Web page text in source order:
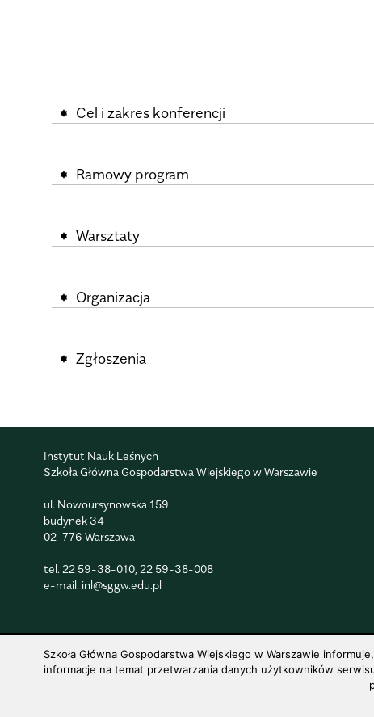
Cel i zakres konferencji
Ramowy program
Warsztaty
Organizacja
Zgłoszenia
Instytut Nauk Leśnych
Szkoła Główna Gospodarstwa Wiejskiego w Warszawie
ul. Nowoursynowska 159
budynek 34
02-776 Warszawa
tel. 22 59-38-010, 22 59-38-008
e-mail: inl@sggw.edu.pl
Szkoła Główna Gospodarstwa Wiejskiego w Warszawie
informacje na temat przetwarzania danych użytkowników